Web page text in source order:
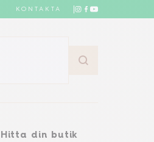
KONTAKTA
Hitta din butik
din butik